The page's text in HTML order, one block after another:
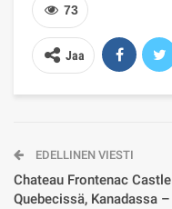
73
Jaa
EDELLINEN VIESTI
Chateau Frontenac Castle
Quebecissä, Kanadassa –